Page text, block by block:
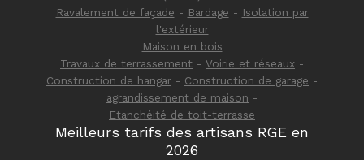
Ravalement de façade - Bardage - Isolation par
l'extérieur
Maison en bois
Travaux de terrassement - Voirie et réseaux -
Construction de hangar - Construction de garage -
agrandissement de maison -
Etanchéité de toit-terrasse
Meilleurs tarifs des artisans RGE en
2026